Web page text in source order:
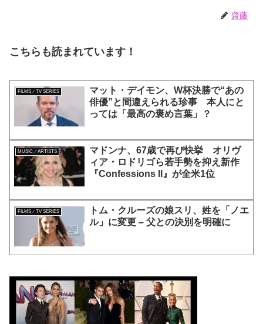
齋藤
こちらも読まれています！
FILMS／TV SERIES
マット・デイモン、W杯決勝で“あの
俳優”と間違えられる珍事 本人にと
っては「最高の褒め言葉」？
MUSIC／ARTISTS
マドンナ、67歳で再び快挙 オリヴ
ィア・ロドリゴら若手勢を抑え新作
『Confessions II』が全米1位
FILMS／TV SERIES
トム・クルーズの娘スリ、姓を「ノエ
ル」に変更 – 父との決別を明確に